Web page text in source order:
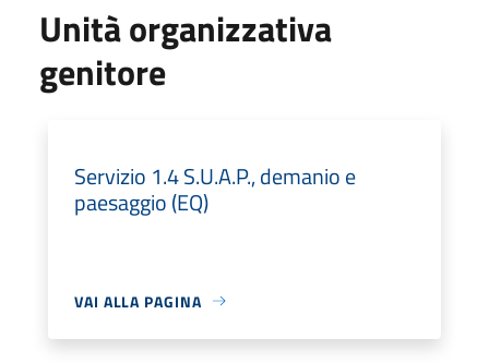
Unità organizzativa
genitore
Servizio 1.4 S.U.A.P., demanio e
paesaggio (EQ)
VAI ALLA PAGINA